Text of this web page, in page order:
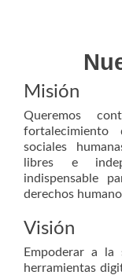
Misión
Queremos
sociales
libres e
indispensable
derechos
Visión
Empoderar a
herramientas